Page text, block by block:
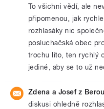
To všichni vědí, ale
připomenou, jak
rozhlasáky nic
posluchačská obec
trochu líto, ten rychlý
jediné, aby se to už
Zdena a Josef z
diskusi ohledně